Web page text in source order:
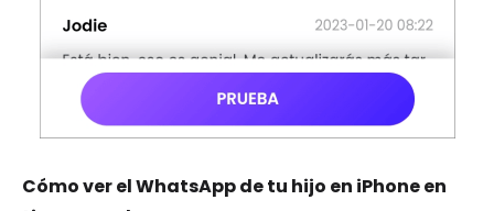
Cómo ver el WhatsApp de tu hijo en iPhone en